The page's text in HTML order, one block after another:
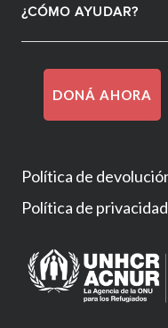
¿CÓMO AYUDAR?
DONÁ AHORA
Política de
Política de privacidad